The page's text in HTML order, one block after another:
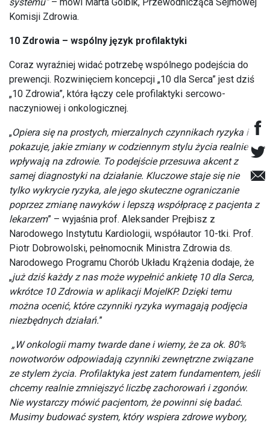
Komisji Zdrowia.
10 Zdrowia – wspólny język profilaktyki
Coraz wyraźniej widać potrzebę wspólnego podejścia do
prewencji. Rozwinięciem koncepcji „10 dla Serca” jest dziś
„10 Zdrowia”, która łączy cele profilaktyki sercowo-
naczyniowej i onkologicznej.
„Opiera się na prostych, mierzalnych czynnikach ryzyka i
pokazuje, jakie zmiany w codziennym stylu życia realnie
wpływają na zdrowie. To podejście przesuwa akcent z
samej diagnostyki na działanie. Kluczowe staje się nie
tylko wykrycie ryzyka, ale jego skuteczne ograniczanie
poprzez zmianę nawyków i lepszą współpracę z pacjenta z
lekarzem” – wyjaśnia prof. Aleksander Prejbisz z
Narodowego Instytutu Kardiologii, współautor 10-tki. Prof.
Piotr Dobrowolski, pełnomocnik Ministra Zdrowia ds.
Narodowego Programu Chorób Układu Krążenia dodaje, że
„już dziś każdy z nas może wypełnić ankietę 10 dla Serca,
wkrótce 10 Zdrowia w aplikacji MojeIKP. Dzięki temu
można ocenić, które czynniki ryzyka wymagają podjęcia
niezbędnych działań.”
„W onkologii mamy twarde dane i wiemy, że za ok. 80%
nowotworów odpowiadają czynniki zewnętrzne związane
ze stylem życia. Profilaktyka jest zatem fundamentem, jeśli
chcemy realnie zmniejszyć liczbę zachorowań i zgonów.
Nie wystarczy mówić pacjentom, że powinni się badać.
Musimy budować system, który wspiera zdrowe wybory,